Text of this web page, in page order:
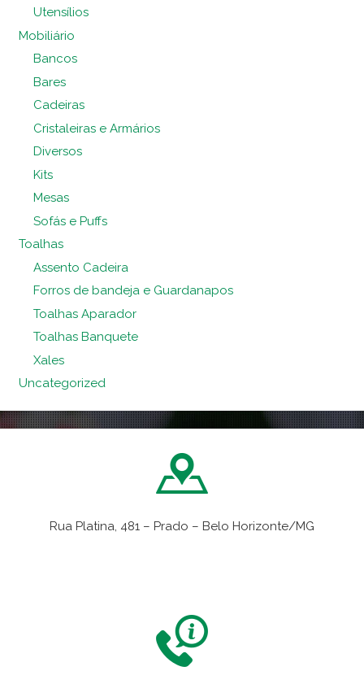
Utensílios
Mobiliário
Bancos
Bares
Cadeiras
Cristaleiras e Armários
Diversos
Kits
Mesas
Sofás e Puffs
Toalhas
Assento Cadeira
Forros de bandeja e Guardanapos
Toalhas Aparador
Toalhas Banquete
Xales
Uncategorized
Rua Platina, 481 – Prado – Belo Horizonte/MG